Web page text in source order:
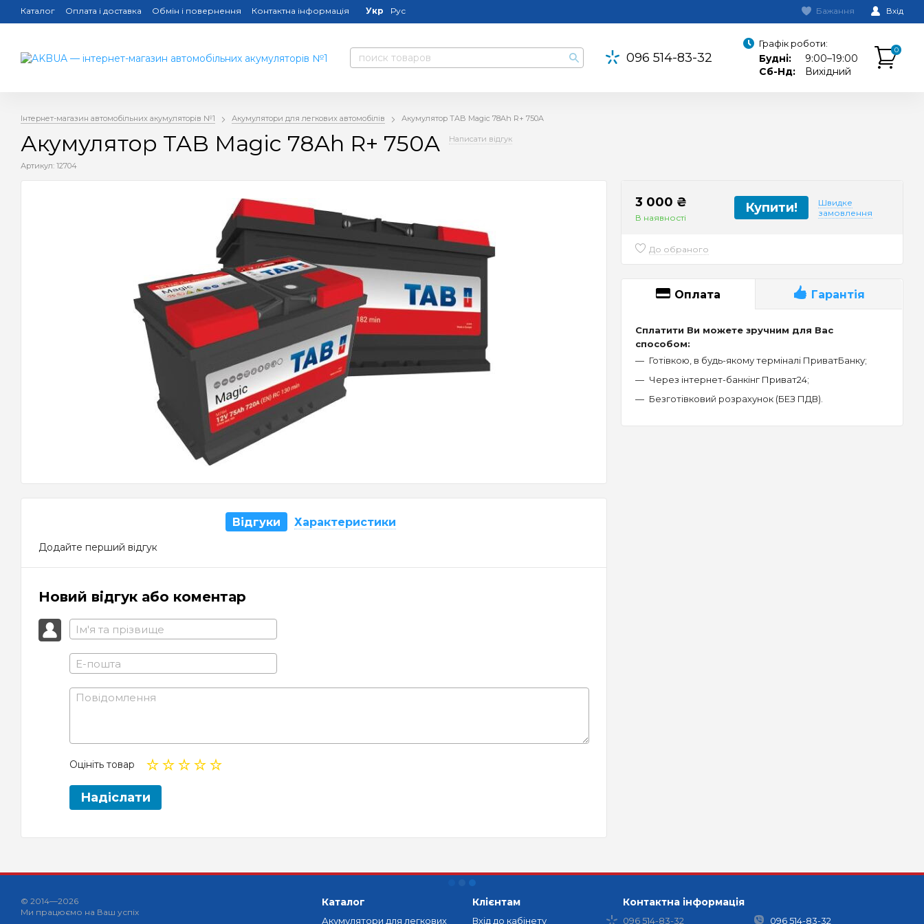
Каталог Оплата і доставка Обмін і повернення Контактна інформація Укр Рус Бажання Вхід
096 514-83-32
Графік роботи:
Будні:
9:00–19:00
Сб-Нд:
Вихідний
0
Інтернет-магазин автомобільних акумуляторів №1 Акумулятори для легкових автомобілів Акумулятор TAB Magic 78Ah R+ 750A
Акумулятор TAB Magic 78Ah R+ 750A Написати відгук
Артикул: 12704
Відгуки Характеристики
Додайте перший відгук
Новий відгук або коментар
Оцініть товар
Надіслати
3 000 ₴
В наявності
Купити!
Швидке
замовлення
До обраного
Оплата Гарантія
Сплатити Ви можете зручним для Вас
способом:
Готівкою, в будь-якому терміналі ПриватБанку;
Через інтернет-банкінг Приват24;
Безготівковий розрахунок (БЕЗ ПДВ).
© 2014—2026
Ми працюємо на Ваш успіх
Каталог
Акумулятори для легкових
Клієнтам
Вхід до кабінету
Контактна інформація
096 514-83-32 096 514-83-32